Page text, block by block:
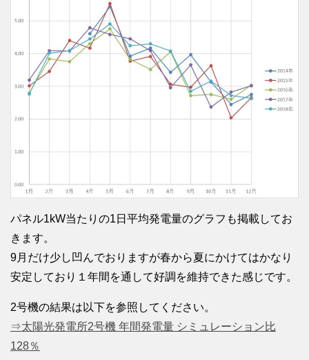
パネル1kW当たりの1日平均発電量のグラフも掲載してお
きます。
9月だけ少し凹んでおりますが春から夏にかけてはかなり
安定しており１年間を通して好調を維持できた感じです。
2号機の結果は以下を参照してください。
⇒太陽光発電所2号機 年間発電量 シミュレーション比
128％